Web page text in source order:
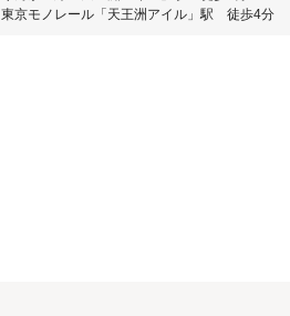
東京モノレール「天王洲アイル」駅 徒歩4分